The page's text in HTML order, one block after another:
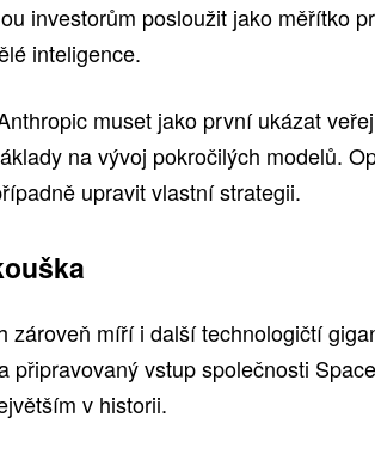
investorům posloužit jako měřítko
inteligence.
muset jako první ukázat
na vývoj pokročilých modelů.
upravit vlastní strategii.
zároveň míří i další technologičtí
připravovaný vstup společnosti
v historii.